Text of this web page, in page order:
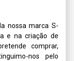
nossa marca S-
e na criação de
comprar,
nos pelo